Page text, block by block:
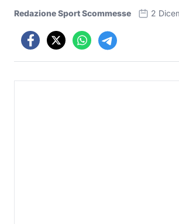
Redazione Sport Scommesse 2